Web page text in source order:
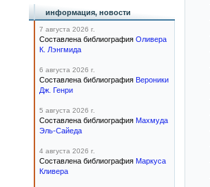
информация, новости
7 августа 2026 г.
Составлена библиография Оливера
К. Лэнгмида
6 августа 2026 г.
Составлена библиография Вероники
Дж. Генри
5 августа 2026 г.
Составлена библиография Махмуда
Эль-Сайеда
4 августа 2026 г.
Составлена библиография Маркуса
Кливера